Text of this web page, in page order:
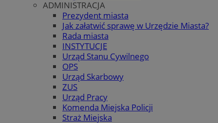
ADMINISTRACJA
Prezydent miasta
Jak załatwić sprawę w Urzędzie Miasta?
Rada miasta
INSTYTUCJE
Urząd Stanu Cywilnego
OPS
Urząd Skarbowy
ZUS
Urząd Pracy
Komenda Miejska Policji
Straż Miejska